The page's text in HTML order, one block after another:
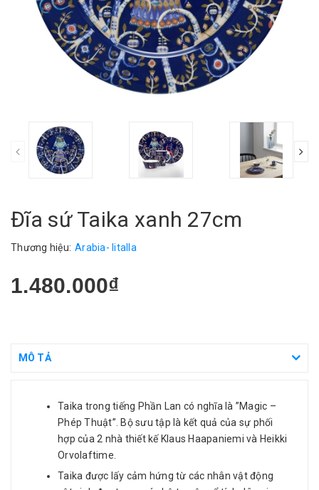
Đĩa sứ Taika xanh 27cm
Thương hiệu: Arabia- Iitalla
1.480.000₫
MÔ TẢ
Taika trong tiếng Phần Lan có nghĩa là ”Magic –
Phép Thuật”. Bộ sưu tập là kết quả của sự phối
hợp của 2 nhà thiết kế Klaus Haapaniemi và Heikki
Orvolaftime.
Taika được lấy cảm hứng từ các nhân vật động